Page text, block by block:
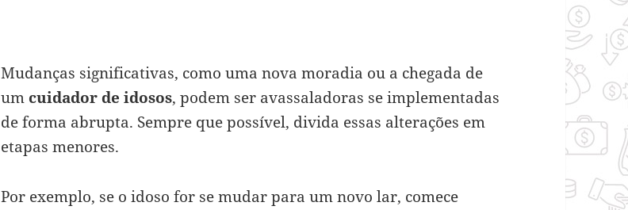
Mudanças significativas, como uma nova moradia ou a chegada de
um cuidador de idosos, podem ser avassaladoras se implementadas
de forma abrupta. Sempre que possível, divida essas alterações em
etapas menores.
Por exemplo, se o idoso for se mudar para um novo lar, comece